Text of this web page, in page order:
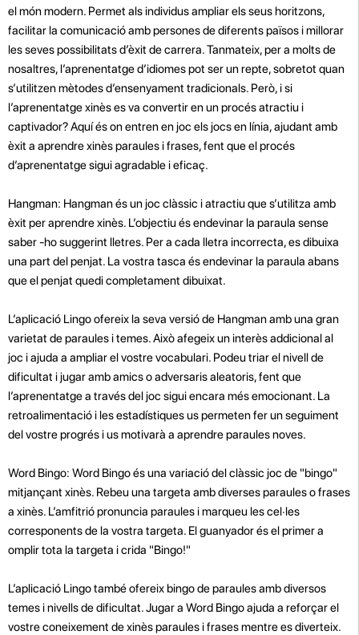
el món modern. Permet als individus ampliar els seus horitzons,
facilitar la comunicació amb persones de diferents països i millorar
les seves possibilitats d’èxit de carrera. Tanmateix, per a molts de
nosaltres, l’aprenentatge d’idiomes pot ser un repte, sobretot quan
s’utilitzen mètodes d’ensenyament tradicionals. Però, i si
l’aprenentatge xinès es va convertir en un procés atractiu i
captivador? Aquí és on entren en joc els jocs en línia, ajudant amb
èxit a aprendre xinès paraules i frases, fent que el procés
d’aprenentatge sigui agradable i eficaç.
Hangman: Hangman és un joc clàssic i atractiu que s’utilitza amb
èxit per aprendre xinès. L’objectiu és endevinar la paraula sense
saber -ho suggerint lletres. Per a cada lletra incorrecta, es dibuixa
una part del penjat. La vostra tasca és endevinar la paraula abans
que el penjat quedi completament dibuixat.
L’aplicació Lingo ofereix la seva versió de Hangman amb una gran
varietat de paraules i temes. Això afegeix un interès addicional al
joc i ajuda a ampliar el vostre vocabulari. Podeu triar el nivell de
dificultat i jugar amb amics o adversaris aleatoris, fent que
l’aprenentatge a través del joc sigui encara més emocionant. La
retroalimentació i les estadístiques us permeten fer un seguiment
del vostre progrés i us motivarà a aprendre paraules noves.
Word Bingo: Word Bingo és una variació del clàssic joc de "bingo"
mitjançant xinès. Rebeu una targeta amb diverses paraules o frases
a xinès. L’amfitrió pronuncia paraules i marqueu les cel·les
corresponents de la vostra targeta. El guanyador és el primer a
omplir tota la targeta i crida "Bingo!"
L’aplicació Lingo també ofereix bingo de paraules amb diversos
temes i nivells de dificultat. Jugar a Word Bingo ajuda a reforçar el
vostre coneixement de xinès paraules i frases mentre es diverteix.